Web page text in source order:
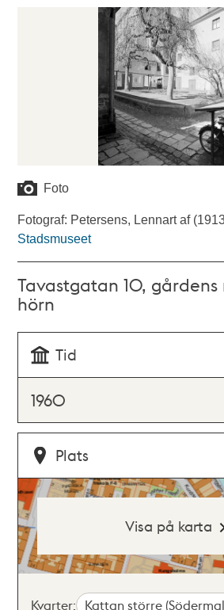
Foto
Fotograf: Petersens, Lennart af
Stadsmuseet
Tavastgatan 10,
hörn
Tid
1960
Plats
Visa på karta
Kvarter: Kattan större